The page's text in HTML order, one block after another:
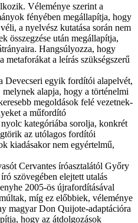
Véleménye szerint a
fényében megállapítja, hogy
a nyelvész kutatása során nem
összegzése után megállapítja,
Hangsúlyozza, hogy
a leírás szükségszerű
Devecseri egyik fordítói alapelvét,
alapja, hogy a történelmi
megoldások felé vezetnek-
a műfordító
kategóriába sorolja, konkrét
az utólagos fordítói
kiadásakor nem egyértelmű,
Cervantes íróasztalától Győry
szövegében elejtett utalás
2005-ös újrafordításával
míg ez előbbiek, véleménye
magyar Don Quijote-adaptációra
hogy az átdolgozások